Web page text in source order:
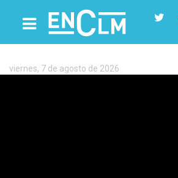
Etiqueta:
Vicente
Aroca
Presiona Intro para buscar o ESC
viernes, 7 de agosto de 2026